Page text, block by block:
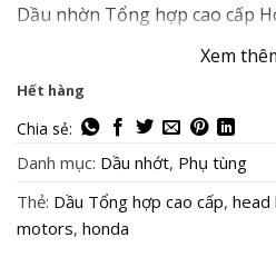
Dầu nhờn Tổng hợp cao cấp
100% dầu gốc tổng hợp và
biệt được nghiên cứu và phát
xe côn tay thể thao và xe phân
động cơ luôn đạt hiệu suất vận
Xem
Hết hàng
Danh mục: Dầu nhớt, Phụ tùng
Thẻ: Dầu Tổng hợp cao cấp, head
motors, honda